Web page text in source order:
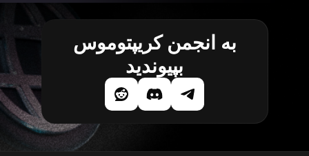
به انجمن کریپتوموس
بپیوندید